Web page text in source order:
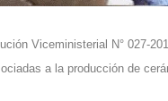
Viceministerial N° 027-
a la producción de